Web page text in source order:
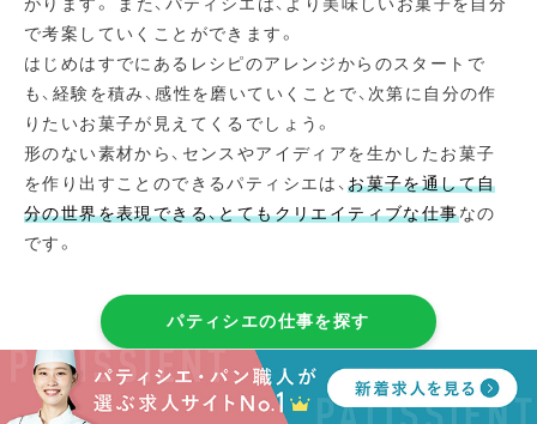
で考案していくことができます。
はじめはすでにあるレシピのアレンジからのスタートで
も、経験を積み、感性を磨いていくことで、次第に自分の作
りたいお菓子が見えてくるでしょう。
形のない素材から、センスやアイディアを生かしたお菓子
を作り出すことのできるパティシエは、お菓子を通して自
分の世界を表現できる、とてもクリエイティブな仕事なの
です。
パティシエの仕事を探す